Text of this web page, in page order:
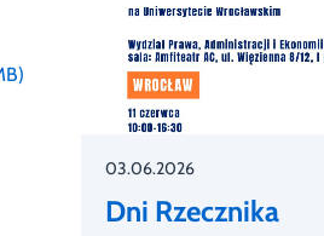
03.06.2026
Dni Rzecznika